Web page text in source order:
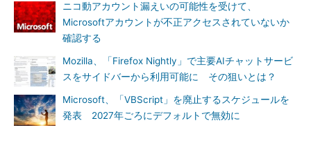
ニコ動アカウント漏えいの可能性を受けて、
Microsoftアカウントが不正アクセスされていないか
確認する
Mozilla、「Firefox Nightly」で主要AIチャットサービ
スをサイドバーから利用可能に その狙いとは？
Microsoft、「VBScript」を廃止するスケジュールを
発表 2027年ごろにデフォルトで無効に